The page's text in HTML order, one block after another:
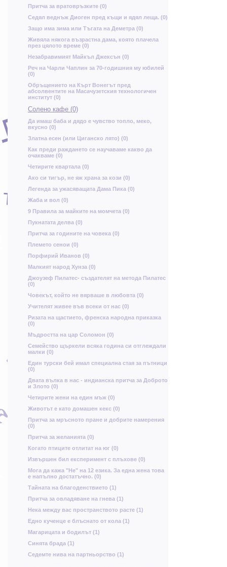
ш
Й
н
у
е
З
А
Р
К
ж
р
У
А
я
й
й
л
ъ
Ъ
я
Л
В
Я
Н
т
о
ю
Дш
М
У
Ф Ч
ц
Я
Притча за вратовръзките (0)
Седял веднъж Диоген пред къщи и ядял леща. (0)
Защо има зима или Тъгата на Деметра (0)
Живяла някога възрастна дама, която плачела
през цялото време (0)
Незабравимият Майкъл Джексън (0)
Реч на Чарли Чаплин за 70-годишния му юбилей
(0)
Oбръщението на Кърт Вонегът пред
абсолвентите на Масачузетския технологичен
институт (0)
Солено кафе (0)
Да имаш баба и дядо е чувство топло, меко,
вкусно (0)
Златна есен (или Циганско лято) (0)
Как преди раждането се научаваме какво да
очакваме (0)
Четирите квартала (0)
Ако си тигър, не яж храна за кози (0)
Легенда за ужасяващата Дама Пика (0)
Жаба и вол (0)
9 Правила за майките на момчета (0)
Пукнатата делва (0)
Притча за годините на човека (0)
Племето сенои (0)
Порфирий Иванов (0)
Малкият народ Хунза (0)
Джоузеф Пилатес- създателят на метода Пилатес
(0)
Човекът, който не вярваше в любовта (0)
Учителят живее във всеки от нас (0)
Ризата на щастието, френска народна приказка
(0)
Мъдростта на цар Соломон (0)
Семейство щъркели всяка година си отглеждали
малки (0)
Един турски бей имал специална стая за пътници
(0)
Двата вълка в нас - индианска притча за Доброто
и Злото (0)
Четирите жени на един мъж (0)
Животът е като домашен кекс (0)
Притча за мръсното пране и добрите намерения
(0)
Притча за желанията (0)
Когато птиците отлитат на юг (0)
Извършен бил експеримент с плъхове (0)
Мога да кажа "Не" на 12 езика. За една жена това
е напълно достатъчно. (0)
Тайната на благоденствието (1)
Притча за овладяване на гнева (1)
Нека между вас пространството расте (1)
Едно кученце е блъснато от кола (1)
Магарицата и бодилът (1)
Синята брада (1)
Седемте нива на партньорство (1)